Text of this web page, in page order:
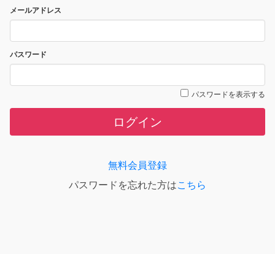
メールアドレス
パスワード
パスワードを表示する
ログイン
無料会員登録
パスワードを忘れた方はこちら